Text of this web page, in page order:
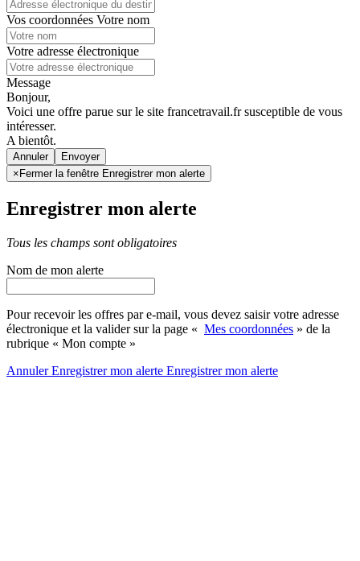
Vos coordonnées Votre nom
Votre adresse électronique
Message
Bonjour,
Voici une offre parue sur le site francetravail.fr susceptible de vous
intéresser.
A bientôt.
Annuler
× Fermer la fenêtre Enregistrer mon alerte
Enregistrer mon alerte
Tous les champs sont obligatoires
Nom de mon alerte
Pour recevoir les offres par e-mail, vous devez saisir votre adresse
électronique et la valider sur la page « Mes coordonnées » de la
rubrique « Mon compte »
AnnulerEnregistrer mon alerte Enregistrermon alerte